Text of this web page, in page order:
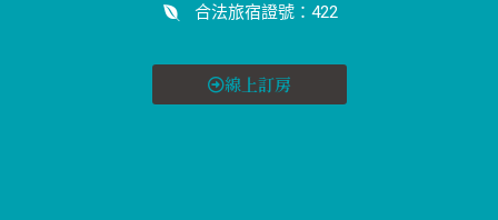
合法旅宿證號：422
線上訂房